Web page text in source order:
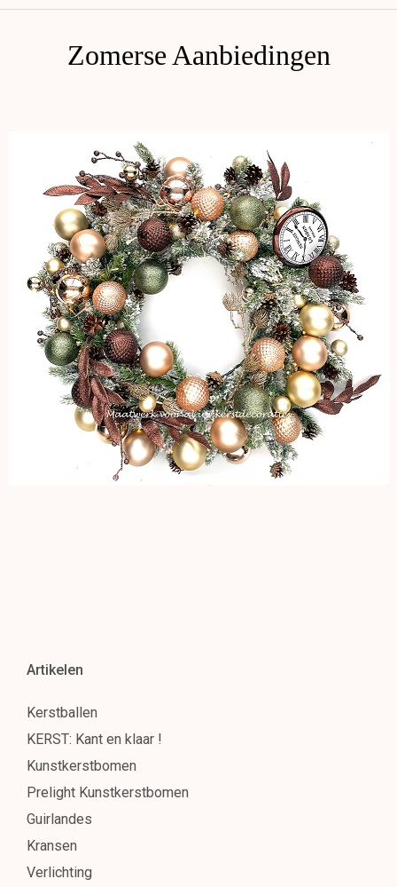
Zomerse Aanbiedingen
Artikelen
Kerstballen
KERST: Kant en klaar !
Kunstkerstbomen
Prelight Kunstkerstbomen
Guirlandes
Kransen
Verlichting